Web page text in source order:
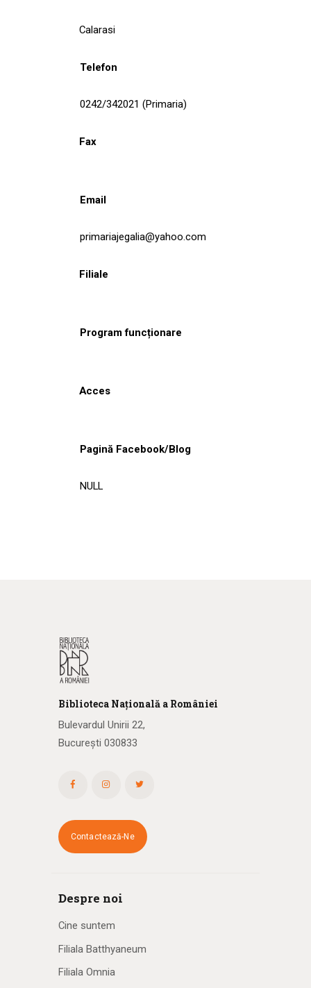
Calarasi
Telefon
0242/342021 (Primaria)
Fax
Email
primariajegalia@yahoo.com
Filiale
Program funcționare
Acces
Pagină Facebook/Blog
NULL
Biblioteca Națională a României
Bulevardul Unirii 22,
București 030833
Contactează-Ne
Despre noi
Cine suntem
Filiala Batthyaneum
Filiala Omnia